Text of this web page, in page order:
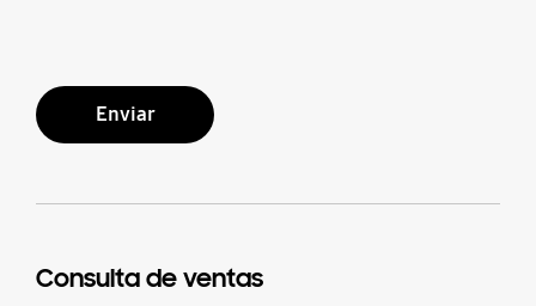
Enviar
Consulta de ventas